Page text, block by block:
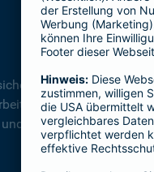
SBU Premium
einem erstklassigen